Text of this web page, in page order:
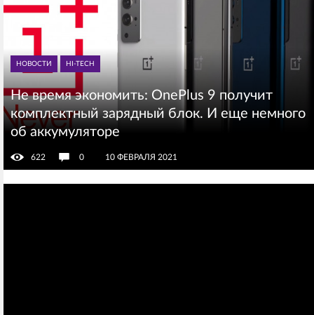
НОВОСТИ HI-TECH
Не время экономить: OnePlus 9 получит
комплектный зарядный блок. И еще немного
об аккумуляторе
622 0 10 ФЕВРАЛЯ 2021